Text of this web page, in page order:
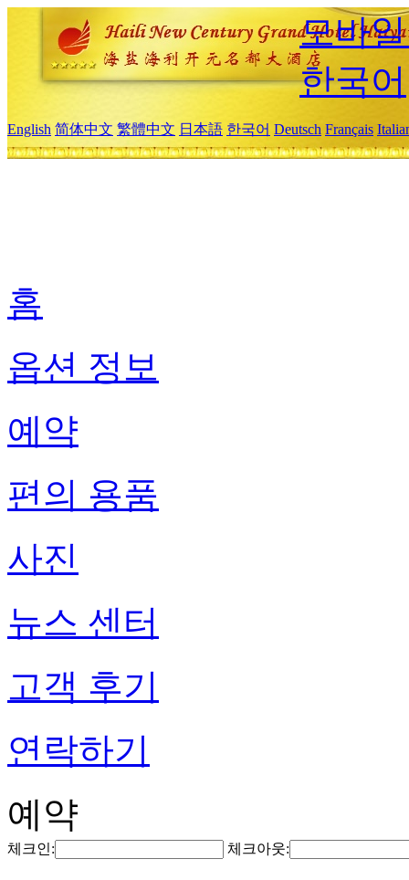
모바
한국어
English 简体中文 繁體中文 日本語 한국어 Deutsch Français
홈
옵션 정보
예약
편의 용품
사진
뉴스 센터
고객 후기
연락하기
예약
체크인: 체크아웃: